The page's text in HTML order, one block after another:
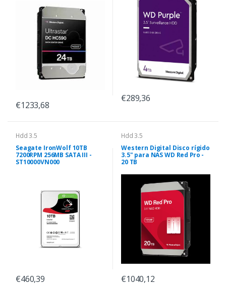
€1233,68
€289,36
Hdd 3.5
Seagate IronWolf 10TB
7200RPM 256MB SATA III -
ST10000VN000
€460,39
Hdd 3.5
Western Digital Disco rígido
3.5" para NAS WD Red Pro -
20 TB
€1040,12